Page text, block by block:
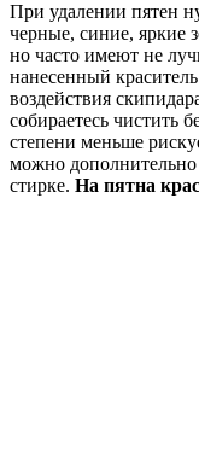
При удалении пятен
черные, синие, яркие
но часто имеют не
нанесенный
воздействия
собираетесь чистить
степени меньше
можно дополнительно
стирке. На пятна